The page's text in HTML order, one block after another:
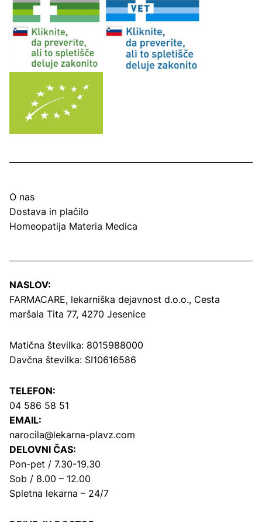
O nas
Dostava in plačilo
Homeopatija Materia Medica
NASLOV:
FARMACARE, lekarniška dejavnost d.o.o., Cesta
maršala Tita 77, 4270 Jesenice
Matična številka: 8015988000
Davčna številka: SI10616586
TELEFON:
04 586 58 51
EMAIL:
narocila@lekarna-plavz.com
DELOVNI ČAS:
Pon-pet / 7.30-19.30
Sob / 8.00 – 12.00
Spletna lekarna – 24/7